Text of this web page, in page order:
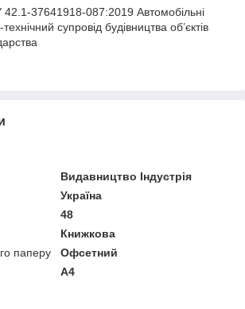
37641918-087:2019 Автомобільні
супровід будівництва об’єктів
Видавництво Індустрія
Україна
48
Книжкова
паперу
Офсетний
A4